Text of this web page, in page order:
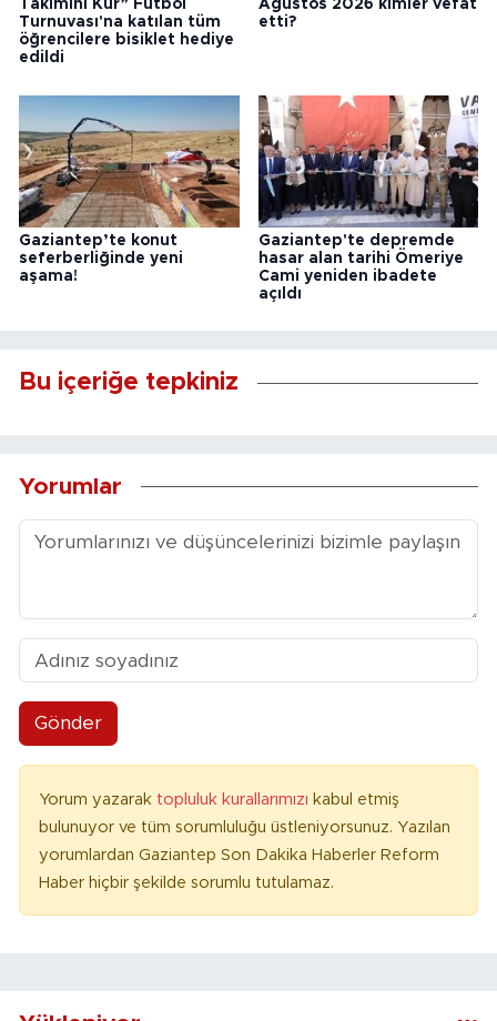
Takımını Kur” Futbol
Turnuvası'na katılan tüm
öğrencilere bisiklet hediye
edildi
Ağustos 2026 kimler vefat
etti?
Gaziantep’te konut
seferberliğinde yeni
aşama!
Gaziantep'te depremde
hasar alan tarihi Ömeriye
Cami yeniden ibadete
açıldı
Bu içeriğe tepkiniz
Yorumlar
Gönder
Yorum yazarak topluluk kurallarımızı kabul etmiş
bulunuyor ve tüm sorumluluğu üstleniyorsunuz. Yazılan
yorumlardan Gaziantep Son Dakika Haberler Reform
Haber hiçbir şekilde sorumlu tutulamaz.